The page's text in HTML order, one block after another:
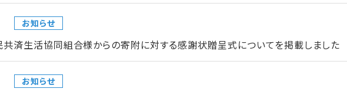
お知らせ
済生活協同組合様からの寄附に対する感謝状贈呈式についてを掲載しました
お知らせ